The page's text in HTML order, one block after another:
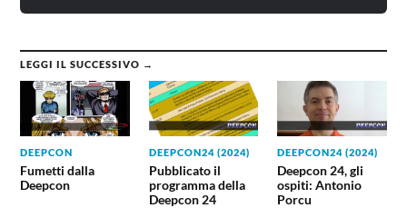
LEGGI IL SUCCESSIVO →
DEEPCON
Fumetti dalla
Deepcon
DEEPCON24 (2024)
Pubblicato il
programma della
Deepcon 24
DEEPCON24 (2024)
Deepcon 24, gli
ospiti: Antonio
Porcu